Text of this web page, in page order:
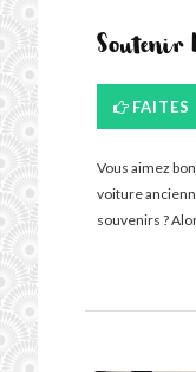
Soutenir
Vous aimez
voiture
souvenirs ?